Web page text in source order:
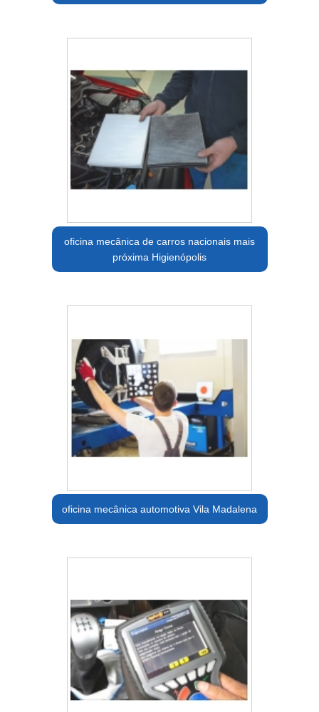
oficina mecânica de carros nacionais mais
próxima Higienópolis
oficina mecânica automotiva Vila Madalena